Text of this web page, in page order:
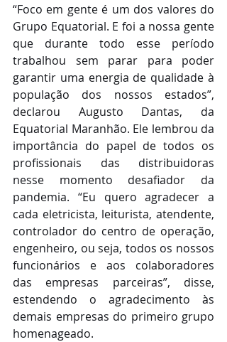
“Foco em gente é um dos valores do
Grupo Equatorial. E foi a nossa gente
que durante todo esse período
trabalhou sem parar para poder
garantir uma energia de qualidade à
população dos nossos estados”,
declarou Augusto Dantas, da
Equatorial Maranhão. Ele lembrou da
importância do papel de todos os
profissionais das distribuidoras
nesse momento desafiador da
pandemia. “Eu quero agradecer a
cada eletricista, leiturista, atendente,
controlador do centro de operação,
engenheiro, ou seja, todos os nossos
funcionários e aos colaboradores
das empresas parceiras”, disse,
estendendo o agradecimento às
demais empresas do primeiro grupo
homenageado.